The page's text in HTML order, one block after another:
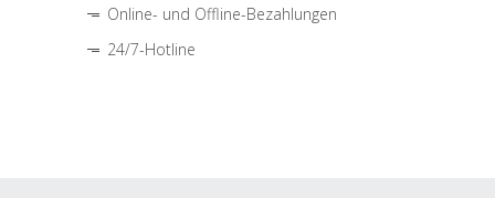
Online- und Offline-Bezahlungen
24/7-Hotline